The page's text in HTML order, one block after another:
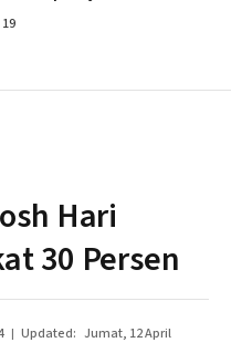
19
Hari
30 Persen
Updated: Jumat, 12 April